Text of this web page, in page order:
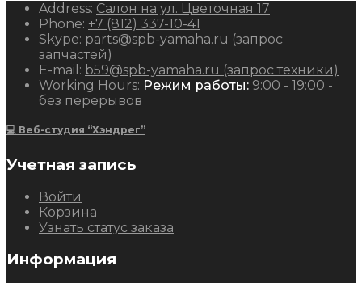
Address: Салон на ул. Цветочная 17
Phone: +7 (812) 337-10-41
Skype: parts@spb-yamaha.ru (запрос
запчастей)
E-mail: b59@spb-yamaha.ru (запрос техники)
Working Hours: Режим работы: 9:00 - 19:00 -
без перерывов
💻 Веб-студия “Хэндрег”
Учетная запись
Войти
Корзина
Узнать статус заказа
Информация